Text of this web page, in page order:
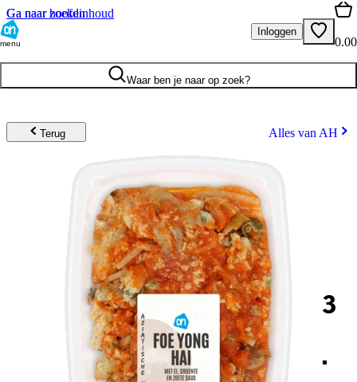
Ga naar hoofdinhoud
Ga naar zoeken
menu
Inloggen
0.00
Waar ben je naar op zoek?
Terug Alles van AH
3
.